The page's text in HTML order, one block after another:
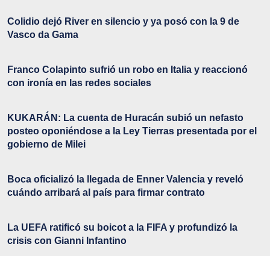
Colidio dejó River en silencio y ya posó con la 9 de
Vasco da Gama
Franco Colapinto sufrió un robo en Italia y reaccionó
con ironía en las redes sociales
KUKARÁN: La cuenta de Huracán subió un nefasto
posteo oponiéndose a la Ley Tierras presentada por el
gobierno de Milei
Boca oficializó la llegada de Enner Valencia y reveló
cuándo arribará al país para firmar contrato
La UEFA ratificó su boicot a la FIFA y profundizó la
crisis con Gianni Infantino